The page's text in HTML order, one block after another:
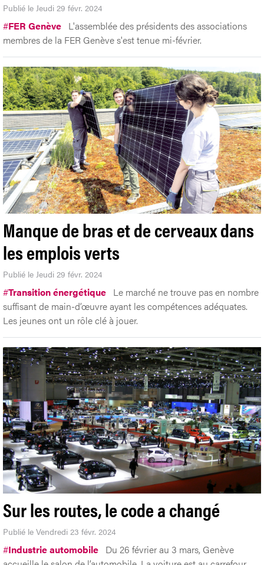
Publié le Jeudi 29 févr. 2024
#FER Genève L'assemblée des présidents des associations
membres de la FER Genève s'est tenue mi-février.
Manque de bras et de cerveaux dans
les emplois verts
Publié le Jeudi 29 févr. 2024
#Transition énergétique Le marché ne trouve pas en nombre
suffisant de main-d’œuvre ayant les compétences adéquates.
Les jeunes ont un rôle clé à jouer.
Sur les routes, le code a changé
Publié le Vendredi 23 févr. 2024
#Industrie automobile Du 26 février au 3 mars, Genève